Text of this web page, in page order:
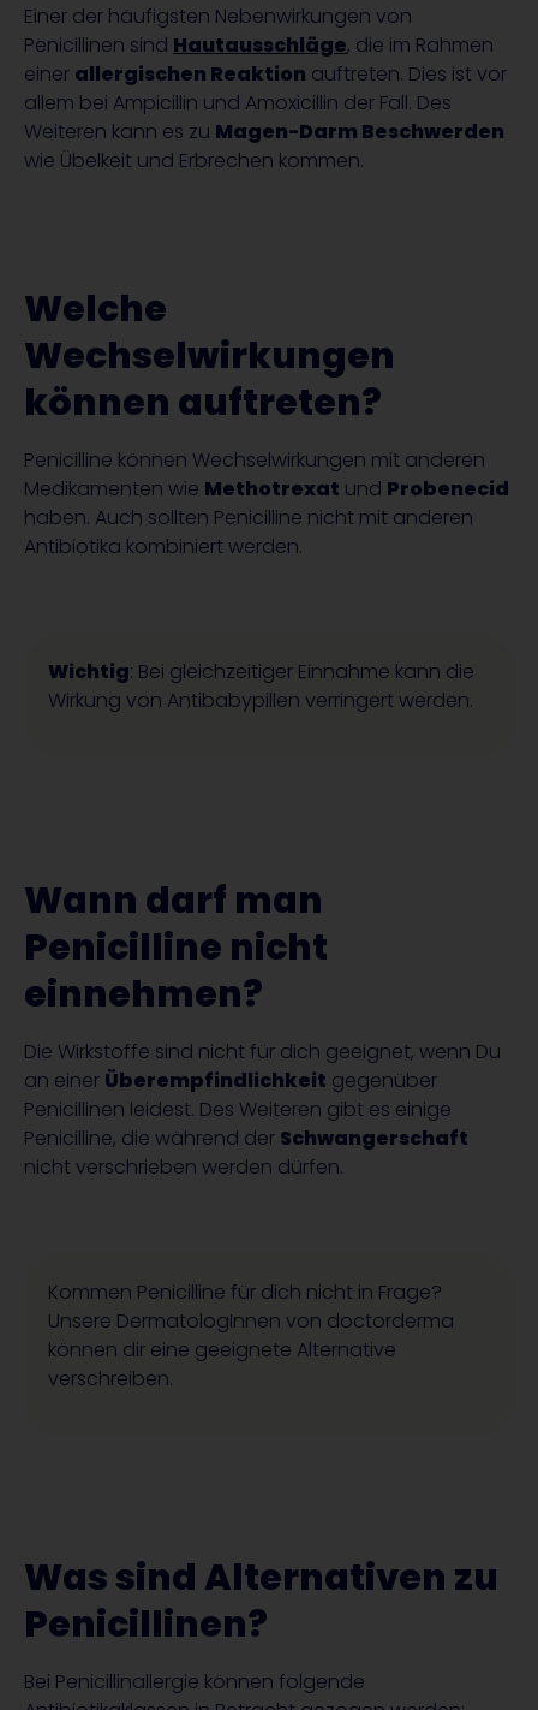
Einer der häufigsten Nebenwirkungen von
Penicillinen sind Hautausschläge, die im Rahmen
einer allergischen Reaktion auftreten. Dies ist vor
allem bei Ampicillin und Amoxicillin der Fall. Des
Weiteren kann es zu Magen-Darm Beschwerden
wie Übelkeit und Erbrechen kommen.
Welche
Wechselwirkungen
können auftreten?
Penicilline können Wechselwirkungen mit anderen
Medikamenten wie Methotrexat und Probenecid
haben. Auch sollten Penicilline nicht mit anderen
Antibiotika kombiniert werden.
Wichtig: Bei gleichzeitiger Einnahme kann die
Wirkung von Antibabypillen verringert werden.
Wann darf man
Penicilline nicht
einnehmen?
Die Wirkstoffe sind nicht für dich geeignet, wenn Du
an einer Überempfindlichkeit gegenüber
Penicillinen leidest. Des Weiteren gibt es einige
Penicilline, die während der Schwangerschaft
nicht verschrieben werden dürfen.
Kommen Penicilline für dich nicht in Frage?
Unsere DermatologInnen von doctorderma
können dir eine geeignete Alternative
verschreiben.
Was sind Alternativen zu
Penicillinen?
Bei Penicillinallergie können folgende